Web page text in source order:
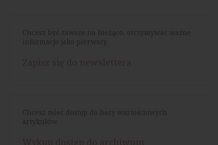
Chcesz być zawsze na bieżąco, otrzymywać ważne
informacje jako pierwszy.
Chcesz mieć dostęp do bazy wartościowych
artykułów.